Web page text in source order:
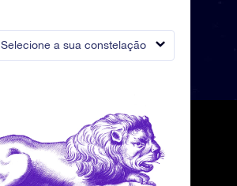
Selecione a sua constelação